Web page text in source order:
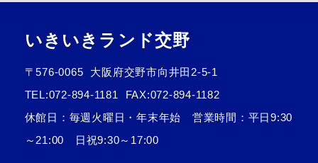
いきいきランド交野
〒576-0065
大阪府交野市向井田2-5-1
TEL:072-894-1181
FAX:072-894-1182
休館日：毎週火曜日・年末年始 営業時間：平日9:30
～21:00 日祝9:30～17:00